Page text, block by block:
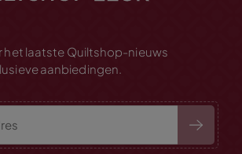
het laatste Quiltshop-nieuws
aanbiedingen.